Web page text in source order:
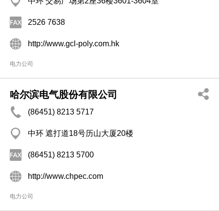
2526 7638
http://www.gcl-poly.com.hk
电力公司
哈尔滨电气股份有限公司
(86451) 8213 5717
中环 遮打道18号历山大厦20楼
(86451) 8213 5700
http://www.chpec.com
电力公司